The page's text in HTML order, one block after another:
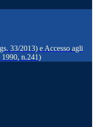
33/2013) e Accesso agli
n.241)